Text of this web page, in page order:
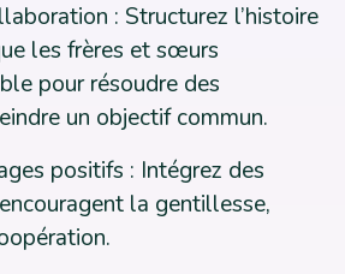
: Structurez l’histoire
les frères et sœurs
pour résoudre des
un objectif commun.
positifs : Intégrez des
la gentillesse,